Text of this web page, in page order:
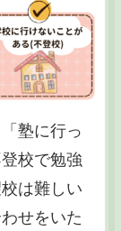
塾に行っ
校で勉強
は難しい
せをいた